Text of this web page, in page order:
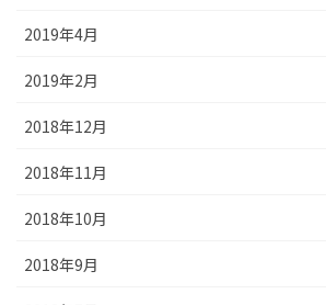
2019年4月
2019年2月
2018年12月
2018年11月
2018年10月
2018年9月